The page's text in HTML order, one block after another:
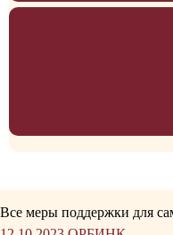
Все меры поддержки для